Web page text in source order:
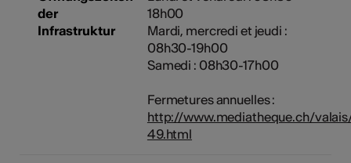
der
Infrastruktur
18h00
Mardi, mercredi et jeudi :
08h30-19h00
Samedi : 08h30-17h00
Fermetures annuelles :
http://www.mediatheque.ch/
49.html